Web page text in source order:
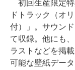
初回生産限定特
ドトラック（オ
付）」。サウン
て収録。他にも
ラストなどを掲
可能な壁紙デー